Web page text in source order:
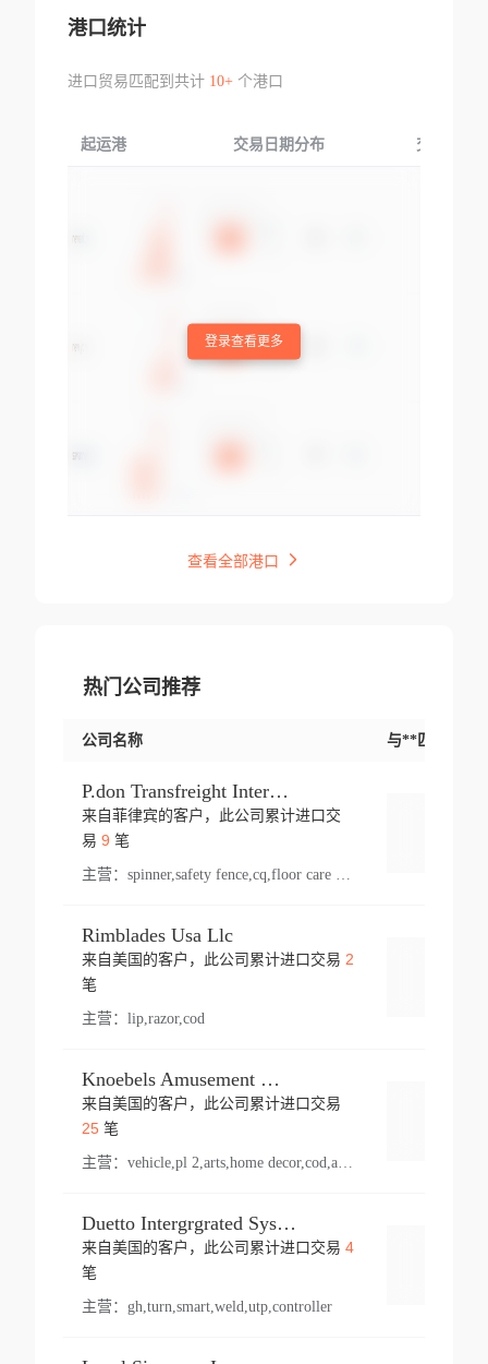
港口统计
进口贸易匹配到共计 10+个港口
起运港 交易日期分布 交易产品
登录查看更多
查看全部港口
热门公司推荐
公司名称 与**匹配交易
P.don Transfreight International
来自菲律宾的客户，此公司累计进口交
易 9 笔
主营：
Rimblades Usa Llc
来自美国的客户，此公司累计进口交易 2
笔
主营： lip,razor,cod
Knoebels Amusement Resort
来自美国的客户，此公司累计进口交易
25笔
主营： vehicle,pl 2,arts,home decor,cod,amusement ride,sea
Duetto Intergrgrated Systems Inc.
来自美国的客户，此公司累计进口交易 4
笔
主营： gh,turn,smart,weld,utp,controller